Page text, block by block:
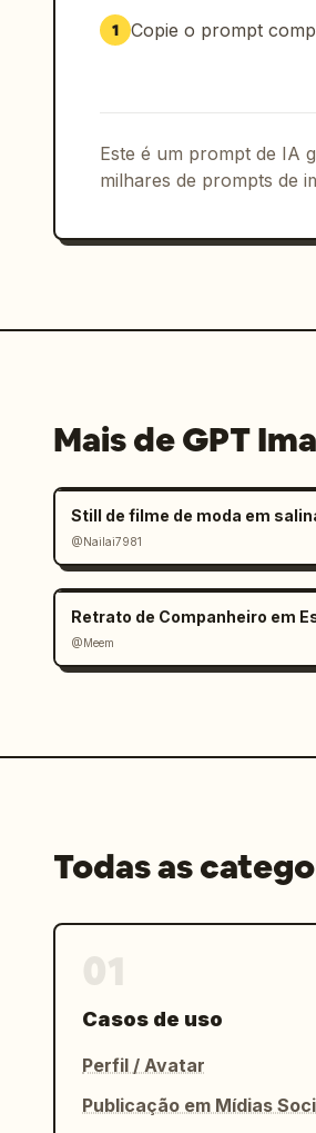
1 Copie o prompt
Este é um prompt de IA
milhares de prompts de
Mais de GPT
@Nailai7981
Retrato de Companheiro em
@Meem
Todas as
Casos de uso
Perfil / Avatar
Publicação em Mídias